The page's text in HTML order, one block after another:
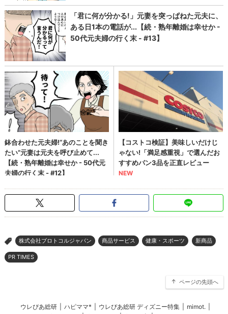
> 株式会社ブロトコルジャパン 商品サービス 健康・スポーツ 新商品
PR TIMES
ページの先頭へ
ウレぴあ総研 ハピママ* ウレぴあ総研 ディズニー特集 mimot.